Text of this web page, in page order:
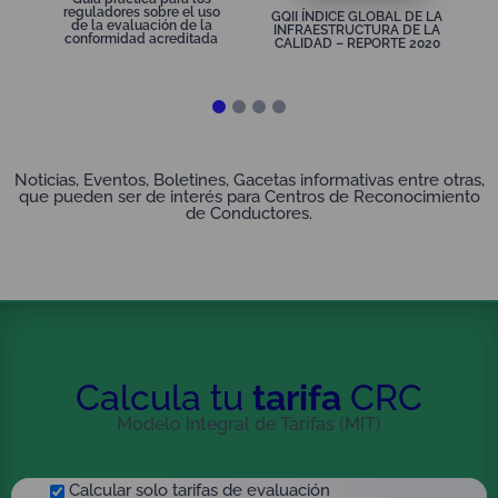
reguladores sobre el uso
de la evaluación de la
conformidad acreditada
GQII ÍNDICE GLOBAL DE LA
INFRAESTRUCTURA DE LA
CALIDAD – REPORTE 2020
17 años ONAC – ALBA ALICIA TRESPALACIOS
RANGEL
Somos el aliado para producir más, con mejor
calidad y mayor valor agregado.
Noticias, Eventos, Boletines, Gacetas informativas entre otras,
que pueden ser de interés para Centros de Reconocimiento
de Conductores.
Calcula tu tarifa CRC
Modelo Integral de Tarifas (MIT)
Calcular solo tarifas de evaluación